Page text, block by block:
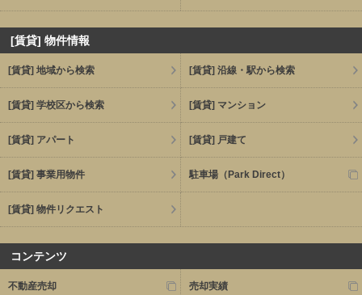
[賃貸] 物件情報
[賃貸] 地域から検索 [賃貸] 沿線・駅から検索
[賃貸] 学校区から検索 [賃貸] マンション
[賃貸] アパート [賃貸] 戸建て
[賃貸] 事業用物件 駐車場（Park Direct）
[賃貸] 物件リクエスト
コンテンツ
不動産売却 売却実績